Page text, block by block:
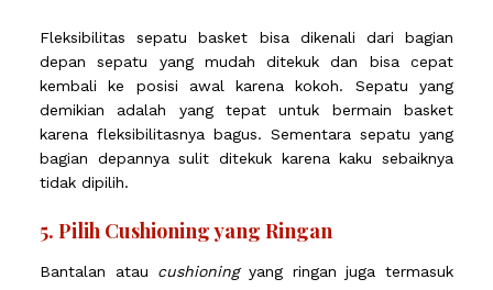
Fleksibilitas sepatu basket bisa dikenali dari bagian
depan sepatu yang mudah ditekuk dan bisa cepat
kembali ke posisi awal karena kokoh. Sepatu yang
demikian adalah yang tepat untuk bermain basket
karena fleksibilitasnya bagus. Sementara sepatu yang
bagian depannya sulit ditekuk karena kaku sebaiknya
tidak dipilih.
5. Pilih Cushioning yang Ringan
Bantalan atau cushioningyang ringan juga termasuk